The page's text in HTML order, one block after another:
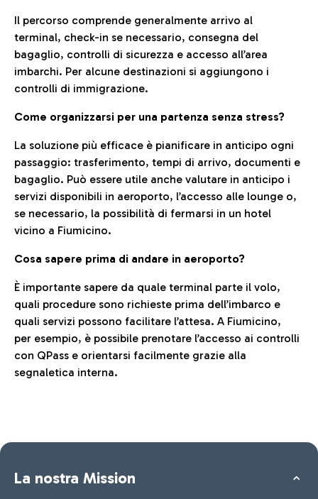
Il percorso comprende generalmente arrivo al
terminal, check-in se necessario, consegna del
bagaglio, controlli di sicurezza e accesso all’area
imbarchi. Per alcune destinazioni si aggiungono i
controlli di immigrazione.
Come organizzarsi per una partenza senza stress?
La soluzione più efficace è pianificare in anticipo ogni
passaggio: trasferimento, tempi di arrivo, documenti e
bagaglio. Può essere utile anche valutare in anticipo i
servizi disponibili in aeroporto, l’accesso alle lounge o,
se necessario, la possibilità di fermarsi in un hotel
vicino a Fiumicino.
Cosa sapere prima di andare in aeroporto?
È importante sapere da quale terminal parte il volo,
quali procedure sono richieste prima dell’imbarco e
quali servizi possono facilitare l’attesa. A Fiumicino,
per esempio, è possibile prenotare l’accesso ai controlli
con QPass e orientarsi facilmente grazie alla
segnaletica interna.
La nostra Mission